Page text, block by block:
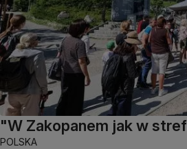
"W Zakopanem jak w
POLSKA